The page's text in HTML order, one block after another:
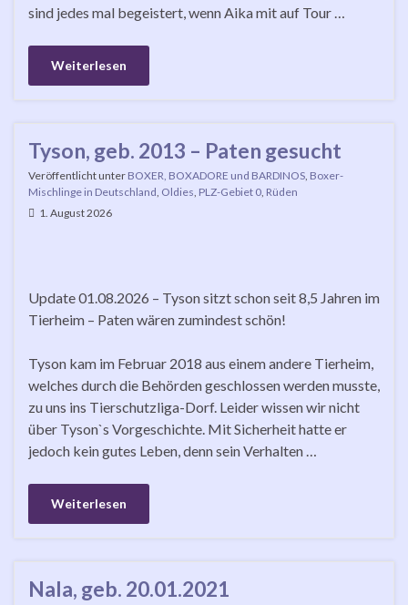
sind jedes mal begeistert, wenn Aika mit auf Tour …
Weiterlesen
Tyson, geb. 2013 – Paten gesucht
Veröffentlicht unter BOXER, BOXADORE und BARDINOS Boxer-
Mischlinge in Deutschland Oldies PLZ-Gebiet 0 Rüden
1. August 2026
Update 01.08.2026 – Tyson sitzt schon seit 8,5 Jahren im
Tierheim – Paten wären zumindest schön!
Tyson kam im Februar 2018 aus einem andere Tierheim,
welches durch die Behörden geschlossen werden musste,
zu uns ins Tierschutzliga-Dorf. Leider wissen wir nicht
über Tyson`s Vorgeschichte. Mit Sicherheit hatte er
jedoch kein gutes Leben, denn sein Verhalten …
Weiterlesen
Nala, geb. 20.01.2021